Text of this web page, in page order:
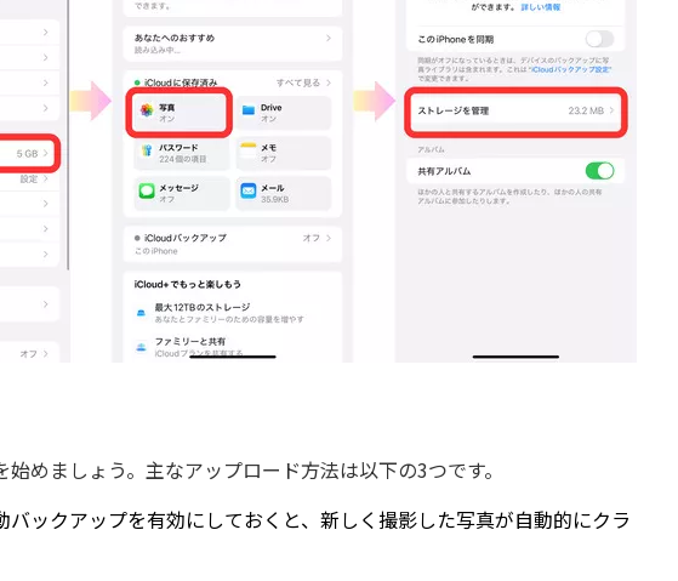
めましょう。主なアップロード方法は以下の3つです。
バックアップを有効にしておくと、新しく撮影した写真が自動的にクラ